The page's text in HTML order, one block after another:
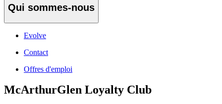
Qui sommes-nous
Evolve
Contact
Offres d'emploi
McArthurGlen Loyalty Club